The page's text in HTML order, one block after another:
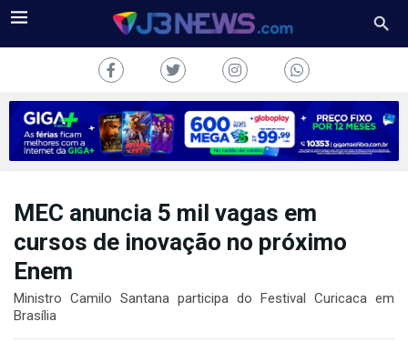
J3NEWS
COLUNAS
MEC anuncia 5 mil vagas em
cursos de inovação no próximo
Enem
Ministro Camilo Santana participa do Festival Curicaca em
Brasília